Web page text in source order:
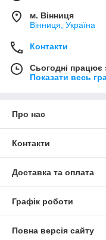
м. Вінниця
Вінниця, Україна
Контакти
Сьогодні працює
Показати весь
Про нас
Контакти
Доставка та оплата
Графік роботи
Повна версія сайту